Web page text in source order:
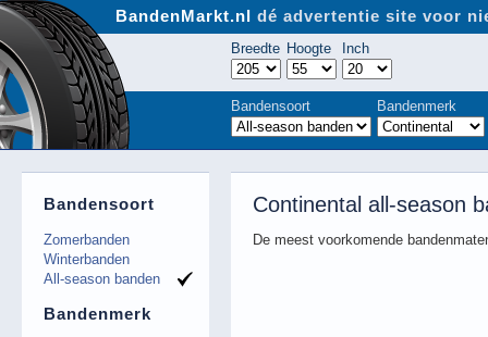
Continental all-season
De meest voorkomende
Bandensoort
Zomerbanden
Winterbanden
All-season banden
Bandenmerk
BandenMarkt.nl dé advertentie site voor
Breedte Hoogte Inch
Bandensoort Bandenmerk